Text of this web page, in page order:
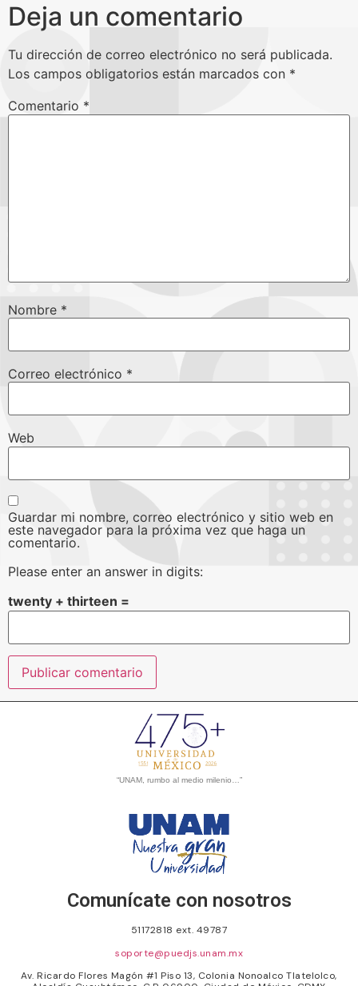
Deja un comentario
Tu dirección de correo electrónico no será publicada.
Los campos obligatorios están marcados con *
Comentario *
Nombre *
Correo electrónico *
Web
Guardar mi nombre, correo electrónico y sitio web en
este navegador para la próxima vez que haga un
comentario.
Please enter an answer in digits:
twenty + thirteen =
“UNAM, rumbo al medio milenio…”
Comunícate con nosotros
51172818 ext. 49787
soporte@puedjs.unam.mx
Av. Ricardo Flores Magón #1 Piso 13, Colonia Nonoalco Tlatelolco,